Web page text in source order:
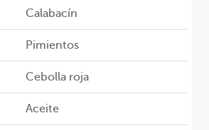
Calabacín
Pimientos
Cebolla roja
Aceite